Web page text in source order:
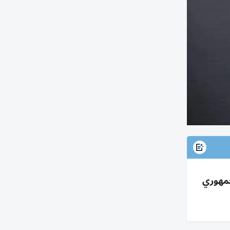
انقسام جمهوري